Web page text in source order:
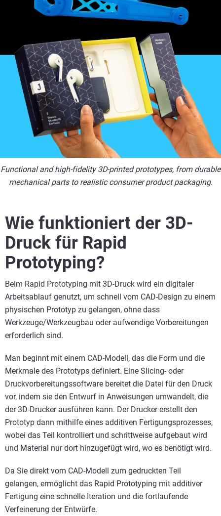
Functional and high-fidelity 3D-printed prototypes, from durable
mechanical parts to realistic consumer product packaging.
Wie funktioniert der 3D-
Druck für Rapid
Prototyping?
Beim Rapid Prototyping mit 3D-Druck wird ein digitaler
Arbeitsablauf genutzt, um schnell vom CAD-Design zu einem
physischen Prototyp zu gelangen, ohne dass
Werkzeuge/Werkzeugbau oder aufwendige Vorbereitungen
erforderlich sind.
Man beginnt mit einem CAD-Modell, das die Form und die
Merkmale des Prototyps definiert. Eine Slicing- oder
Druckvorbereitungssoftware bereitet die Datei für den Druck
vor, indem sie den Entwurf in Anweisungen umwandelt, die
der 3D-Drucker ausführen kann. Der Drucker erstellt den
Prototyp dann mithilfe eines additiven Fertigungsprozesses,
wobei das Teil kontrolliert und schrittweise aufgebaut wird
und Material nur dort hinzugefügt wird, wo es benötigt wird.
Da Sie direkt vom CAD-Modell zum gedruckten Teil
gelangen, ermöglicht das Rapid Prototyping mit additiver
Fertigung eine schnelle Iteration und die fortlaufende
Verfeinerung der Entwürfe.